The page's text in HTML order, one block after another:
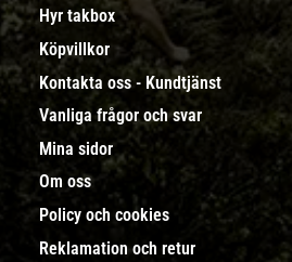
Hyr takbox
Köpvillkor
Kontakta oss - Kundtjänst
Vanliga frågor och svar
Mina sidor
Om oss
Policy och cookies
Reklamation och retur